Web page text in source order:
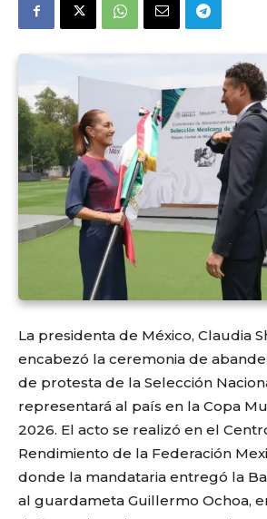
La presidenta de México, Claudia
encabezó la ceremonia de
de protesta de la Selección
representará al país en la Copa
2026. El acto se realizó en el
Rendimiento de la Federación
donde la mandataria entregó la
al guardameta Guillermo Ochoa,